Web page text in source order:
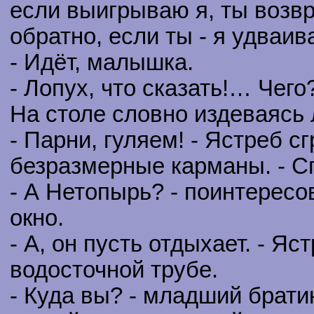
если выигрываю я, ты
обратно, если ты - я
- Идёт, малышка.
- Лопух, что сказать!…
На столе словно
- Парни, гуляем! - Ястреб
безразмерные карманы. -
- А Нетопырь? -
окно.
- А, он пусть отдыхает. -
водосточной трубе.
- Куда вы? - младший